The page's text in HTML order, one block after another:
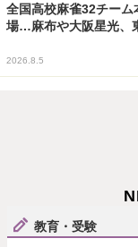
全国高校麻雀32チーム
場…麻布や大阪星光、
2026.8.5
教育・受験